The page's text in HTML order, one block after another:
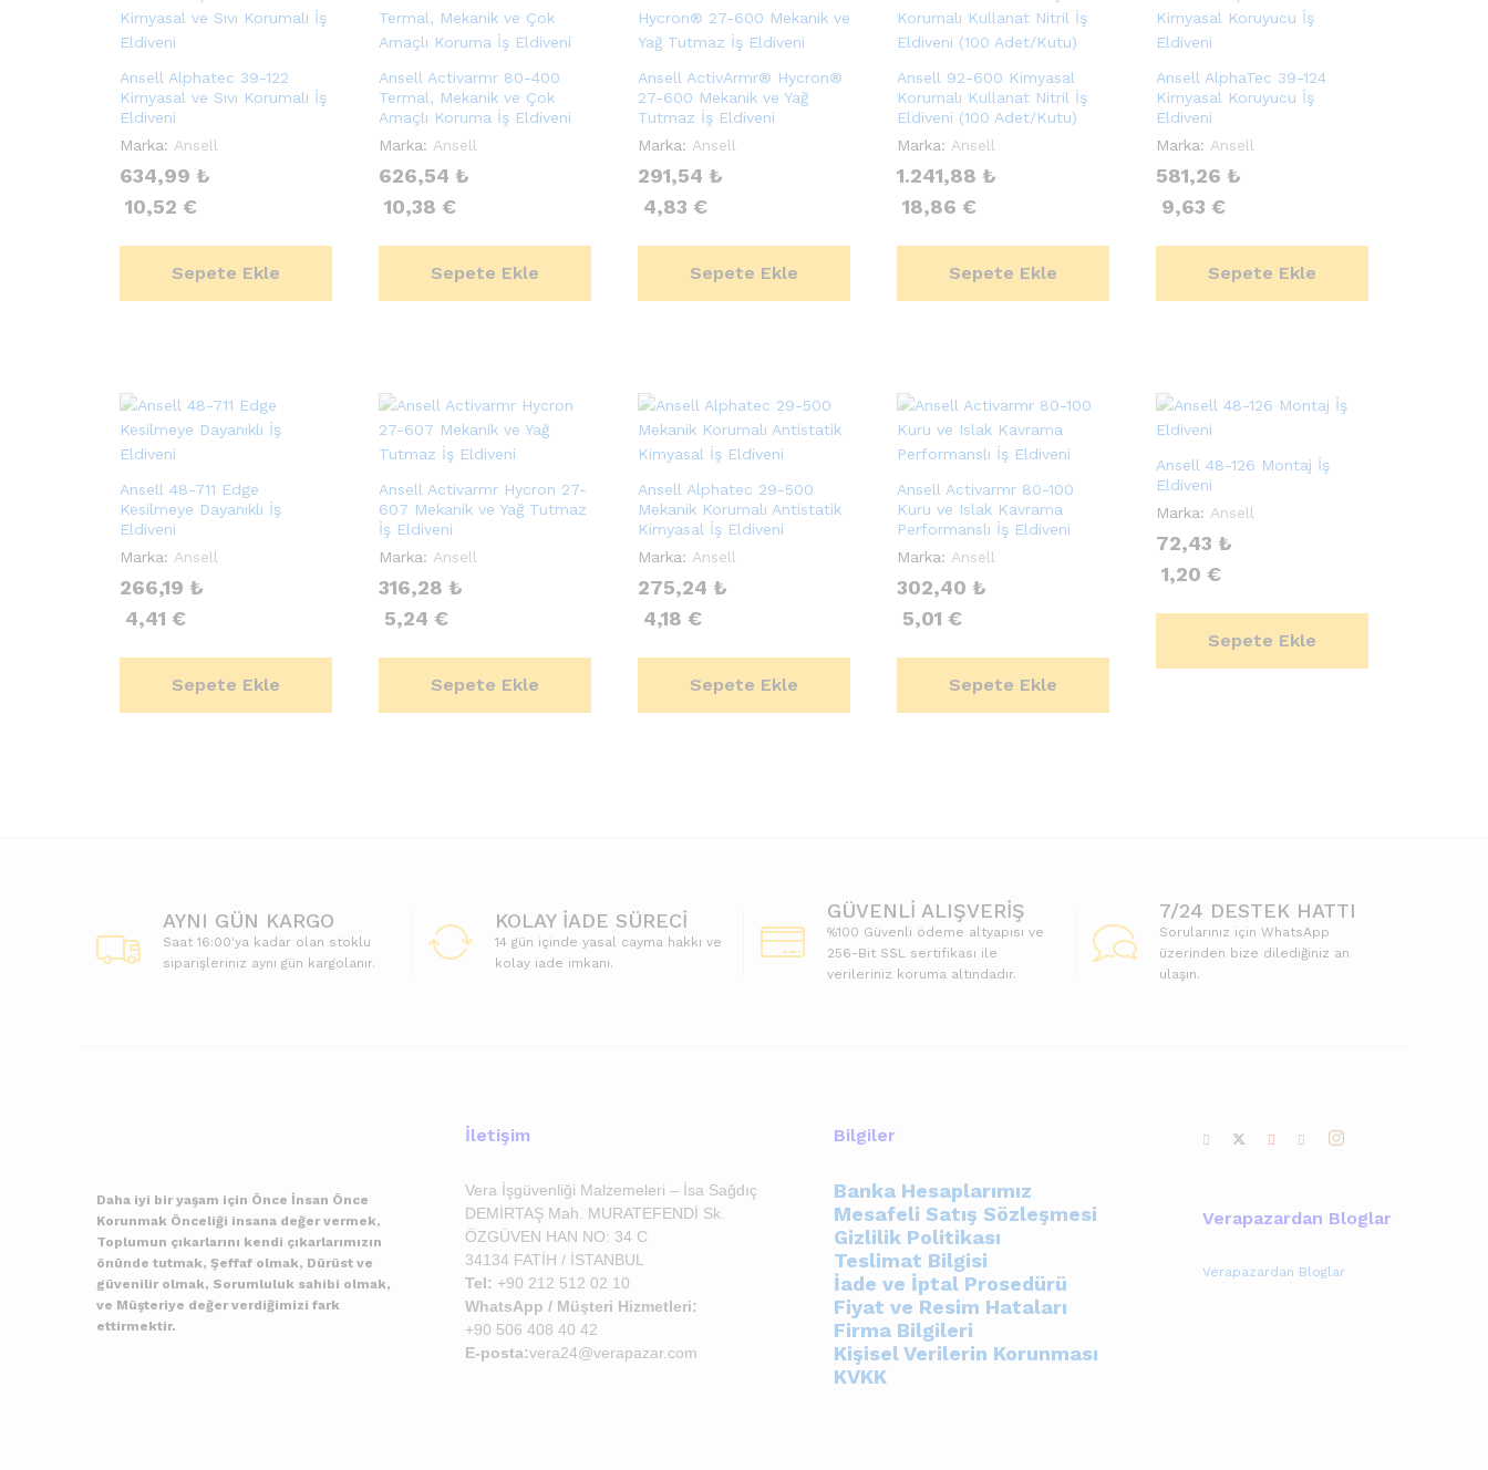
Ansell Alphatec 39-122
Kimyasal ve Sıvı Korumalı İş
Eldiveni
Marka: Ansell
634,99 ₺
10,52 €
Sepete Ekle
Ansell Activarmr 80-400
Termal, Mekanik ve Çok
Amaçlı Koruma İş Eldiveni
Marka: Ansell
626,54 ₺
10,38 €
Sepete Ekle
Ansell ActivArmr® Hycron®
27-600 Mekanik ve Yağ
Tutmaz İş Eldiveni
Marka: Ansell
291,54 ₺
4,83 €
Sepete Ekle
Ansell 92-600 Kimyasal
Korumalı Kullanat Nitril İş
Eldiveni (100 Adet/Kutu)
Marka: Ansell
1.241,88 ₺
18,86 €
Sepete Ekle
Ansell AlphaTec 39-124
Kimyasal Koruyucu İş
Eldiveni
Marka: Ansell
581,26 ₺
9,63 €
Sepete Ekle
Ansell 48-711 Edge
Kesilmeye Dayanıklı İş
Eldiveni
Marka: Ansell
266,19 ₺
4,41 €
Sepete Ekle
Ansell Activarmr Hycron 27-
607 Mekanik ve Yağ Tutmaz
İş Eldiveni
Marka: Ansell
316,28 ₺
5,24 €
Sepete Ekle
Ansell Alphatec 29-500
Mekanik Korumalı Antistatik
Kimyasal İş Eldiveni
Marka: Ansell
275,24 ₺
4,18 €
Sepete Ekle
Ansell Activarmr 80-100
Kuru ve Islak Kavrama
Performanslı İş Eldiveni
Marka: Ansell
302,40 ₺
5,01 €
Sepete Ekle
Ansell 48-126 Montaj İş
Eldiveni
Marka: Ansell
72,43 ₺
1,20 €
Sepete Ekle
AYNI GÜN KARGO
Saat 16:00'ya kadar olan stoklu
siparişleriniz aynı gün kargolanır.
KOLAY İADE SÜRECİ
14 gün içinde yasal cayma hakkı ve
kolay iade imkanı.
GÜVENLİ ALIŞVERİŞ
%100 Güvenli ödeme altyapısı ve
256-Bit SSL sertifikası ile
verileriniz koruma altındadır.
7/24 DESTEK HATTI
Sorularınız için WhatsApp
üzerinden bize dilediğiniz an
ulaşın.
Daha iyi bir yaşam için Önce İnsan Önce
Korunmak Önceliği insana değer vermek,
Toplumun çıkarlarını kendi çıkarlarımızın
önünde tutmak, Şeffaf olmak, Dürüst ve
güvenilir olmak, Sorumluluk sahibi olmak,
ve Müşteriye değer verdiğimizi fark
ettirmektir.
İletişim
Vera İşgüvenliği Malzemeleri – İsa Sağdıç
DEMİRTAŞ Mah. MURATEFENDİ Sk.
ÖZGÜVEN HAN NO: 34 C
34134 FATİH / İSTANBUL
Tel: +90 212 512 02 10
WhatsApp / Müşteri Hizmetleri:
+90 506 408 40 42
E-posta:vera24@verapazar.com
Bilgiler
Banka Hesaplarımız
Mesafeli Satış Sözleşmesi
Gizlilik Politikası
Teslimat Bilgisi
İade ve İptal Prosedürü
Fiyat ve Resim Hataları
Firma Bilgileri
Kişisel Verilerin Korunması
KVKK
Verapazardan Bloglar
Verapazardan Bloglar